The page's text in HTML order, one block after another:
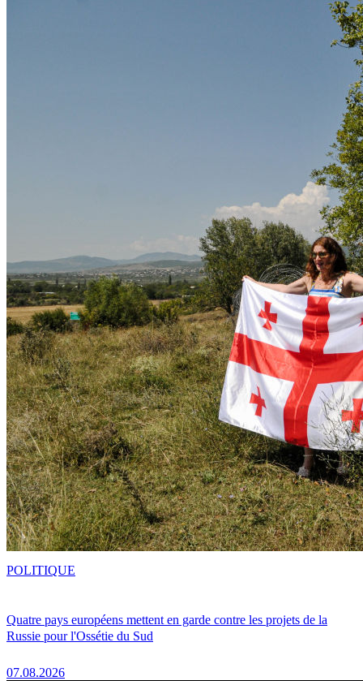
Quatre pays européens mettent en garde contre les projets de la
Russie pour l'Ossétie du Sud
07.08.2026
POLITIQUE